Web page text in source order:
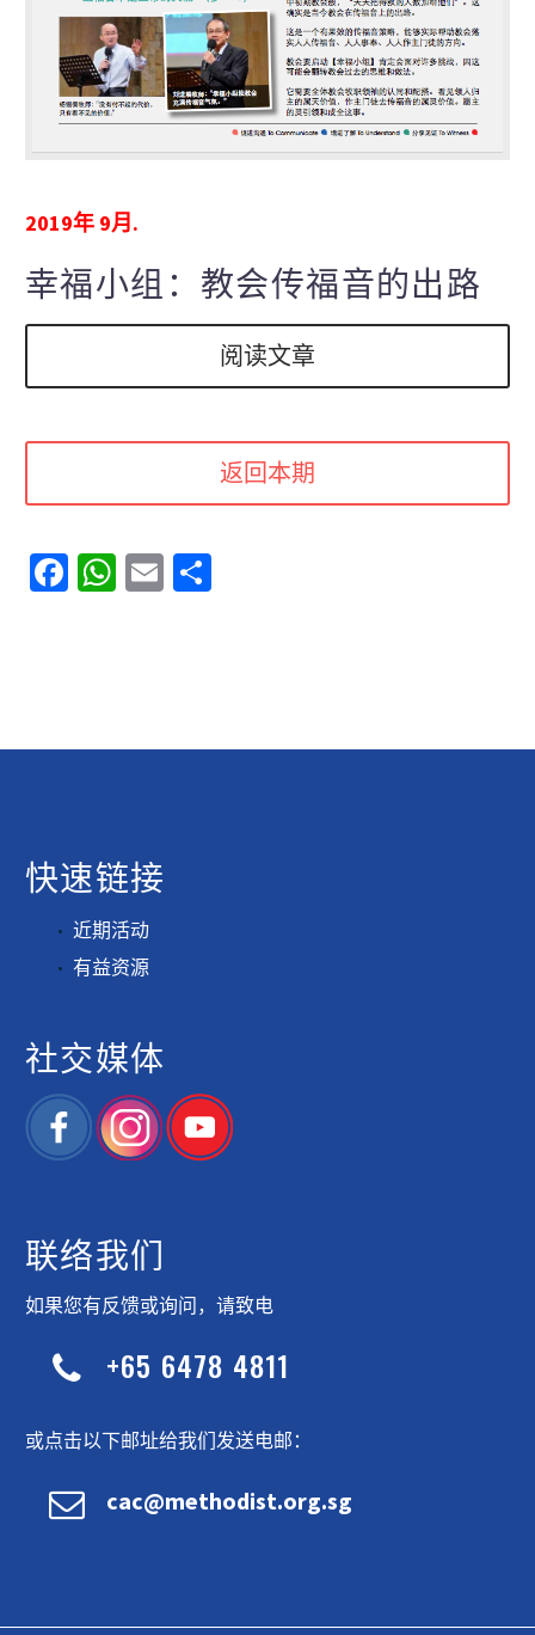
2019年 9月.
幸福小组：教会传福音的出路
阅读文章
返回本期
Facebook
WhatsApp
Email
快速链接
近期活动
有益资源
社交媒体
联络我们
如果您有反馈或询问，请致电

 +65 6478 4811
或点击以下邮址给我们发送电邮：

 cac@methodist.org.sg